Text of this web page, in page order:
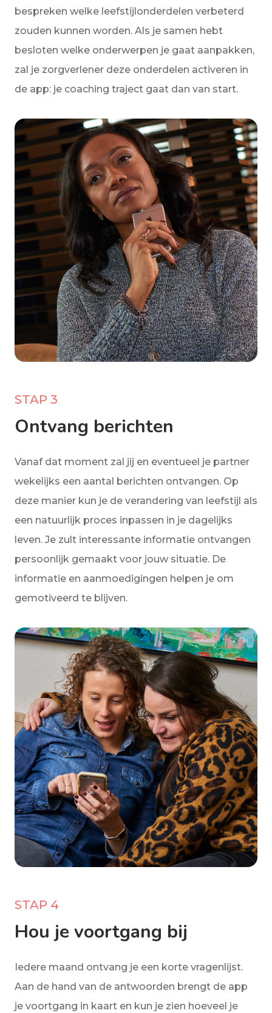
bespreken welke leefstijlonderdelen verbeterd
zouden kunnen worden. Als je samen hebt
besloten welke onderwerpen je gaat aanpakken,
zal je zorgverlener deze onderdelen activeren in
de app: je coaching traject gaat dan van start.
STAP 3
Ontvang berichten
Vanaf dat moment zal jij en eventueel je partner
wekelijks een aantal berichten ontvangen. Op
deze manier kun je de verandering van leefstijl als
een natuurlijk proces inpassen in je dagelijks
leven. Je zult interessante informatie ontvangen
persoonlijk gemaakt voor jouw situatie. De
informatie en aanmoedigingen helpen je om
gemotiveerd te blijven.
STAP 4
Hou je voortgang bij
Iedere maand ontvang je een korte vragenlijst.
Aan de hand van de antwoorden brengt de app
je voortgang in kaart en kun je zien hoeveel je